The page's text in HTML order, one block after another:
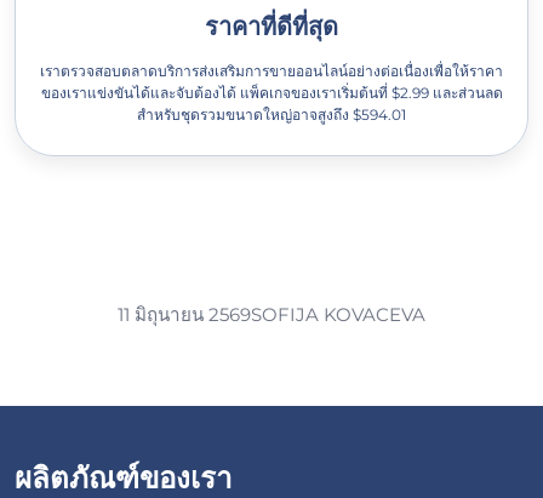
ราคาที่ดีที่สุด
เราตรวจสอบตลาดบริการส่งเสริมการขายออนไลน์อย่างต่อเนื่องเพื่อให้ราคา
ของเราแข่งขันได้และจับต้องได้ แพ็คเกจของเราเริ่มต้นที่ $2.99 และส่วนลด
สำหรับชุดรวมขนาดใหญ่อาจสูงถึง $594.01
11 มิถุนายน 2569SOFIJA KOVACEVA
ผลิตภัณฑ์ของเรา